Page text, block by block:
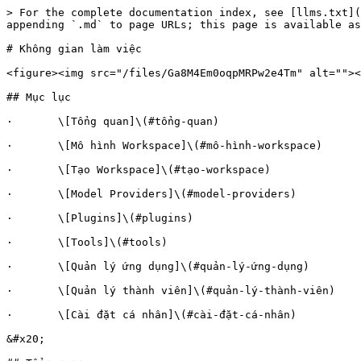
> For the complete documentation index, see [llms.txt](https://docs.clickai.vn/clickai-docs/llms.txt). Markdown versions of documentation pages are available by appending `.md` to page URLs; this page is available as [Markdown](https://docs.clickai.vn/clickai-docs/nha-phat-trien/khong-gian-lam-viec.md).

# Không gian làm việc

<figure><img src="/files/Ga8M4Em0oqpMRPw2e4Tm" alt=""><figcaption></figcaption></figure>

## Mục lục

·       \[Tổng quan]\(#tổng-quan)

·       \[Mô hình Workspace]\(#mô-hình-workspace)

·       \[Tạo Workspace]\(#tạo-workspace)

·       \[Model Providers]\(#model-providers)

·       \[Plugins]\(#plugins)

·       \[Tools]\(#tools)

·       \[Quản lý ứng dụng]\(#quản-lý-ứng-dụng)

·       \[Quản lý thành viên]\(#quản-lý-thành-viên)

·       \[Cài đặt cá nhân]\(#cài-đặt-cá-nhân)

&#x20;

## Tổng quan

Workspace là trung tâm điều khiển cho mọi hoạt động trên ClickAI. Tất cả tài nguyên — ứng dụng, knowledge base, model configs, team members — đều được tổ chức trong workspace.

<figure><img src="/files/bpJqwKQk3SP8rxI0xJJM" alt=""><figcaption></figcaption></figure>

## Mô hình Workspace

🏢 Tổ chức của bạn\
└── 📁 Workspace\
&#x20;   ├── 🤖 Apps (chatbots, workflows, agents)\
&#x20;   ├── 📊 Knowledge Bases (documents, embeddings)\
&#x20;   ├── 👥 Team Members (roles & permissions)\
&#x20;   ├── 🧠 Model Providers (API keys, configurations)\
&#x20;   ├── 🔧 Tools & Plugins (integrations, custom code)\
&#x20;   └── 💳 Billing (subscription, limits, usage)

### Cách các tài nguyên kết nối

<table data-header-hidden><thead><tr><th valign="top"></th><th valign="top"></th></tr></thead><tbody><tr><td valign="top">Vai trò</td><td valign="top">Quyền hạn</td></tr><tr><td valign="top">Owner</td><td valign="top">Quản lý billing, model providers, workspace settings</td></tr><tr><td valign="top">Admin</td><td valign="top">Quản lý team members, cấu hình models/plugins</td></tr><tr><td valign="top">Editor</td><td valign="top">Xây dựng ứng dụng, quản lý knowledge bases</td></tr><tr><td valign="top">Member</td><td valign="top">Sử dụng ứng dụng đã publish</td></tr></tbody></table>

&#x20;&#x20;

## Tạo Workspace

1\.     Đăng nhập vào ClickAI tại <https://app.clickai.vn>

2\.     Click vào workspace selector ở header

3\.     Chọn "+ Create Workspace"

4\.     Đặt tên workspace và mô tả

5\.     Mời thành viên team (tùy chọn)

📝 NOTE: Mỗi tài khoản có thể tạo hoặc tham gia nhiều workspace. Dữ liệu giữa các workspace hoàn toàn độc lập.

&#x20;

## Model Providers

Cấu hình các nhà cung cấp AI model — nền tảng powering mọi ứng dụng.

### Các provider được hỗ trợ

<table data-header-hidden><thead><tr><th valign="top"></th><th valign="top"></th><th valign="top"></th></tr></thead><tbody><tr><td valign="top">Provider</td><td valign="top">Models tiêu biểu</td><td valign="top">Loại</td></tr><tr><td valign="top">OpenAI</td><td valign="top">GPT-4o, GPT-4o-mini, o1, o3</td><td valign="top">LLM, Embedding</td></tr><tr><td valign="top">Anthropic</td><td valign="top">Claude 4 Opus, Sonnet, Haiku</td><td valign="top">LLM</td></tr><tr><td valign="top">Google</td><td valign="top">Gemini 2.5 Pro, Flash</td><td valign="top">LLM</td></tr><tr><td valign="top">Azure OpenAI</td><td valign="top">Tất cả GPT models</td><td valign="top">LLM, Embedding</td></tr><tr><td valign="top">DeepSeek</td><td